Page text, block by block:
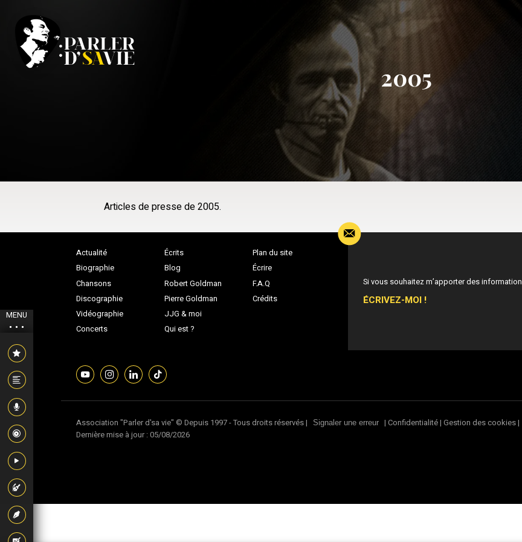
MENU
2005
Articles de presse de 2005.
Actualité
Biographie
Chansons
Discographie
Vidéographie
Concerts
Écrits
Blog
Robert Goldman
Pierre Goldman
JJG & moi
Qui est ?
Plan du site
Écrire
F.A.Q
Crédits
Si vous souhaitez m’apporter des
ÉCRIVEZ-MOI !
Association "Parler d'sa vie" © Depuis 1997 - Tous droits réservés | Signaler une erreur | Confidentialité| Gestion des cookies|
Dernière mise à jour : 05/08/2026